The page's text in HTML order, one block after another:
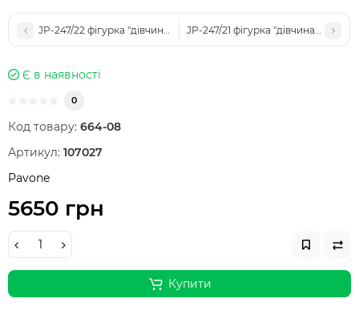
JP-247/22 фігурка "дівчина-ангел" (Pavone)JP-247/21 фігурка "дівчина-ангел"
Є в наявності
0
Код товару: 664-08
Артикул: 107027
Pavone
5650 грн
Купити